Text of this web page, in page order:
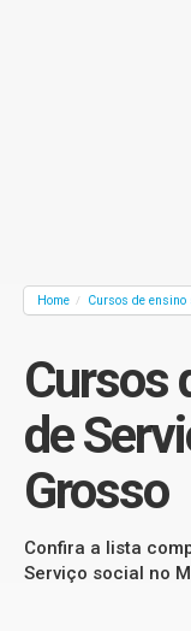
Home / Cursos de ensino
Cursos
de
Grosso
Confira a lista
Serviço social no